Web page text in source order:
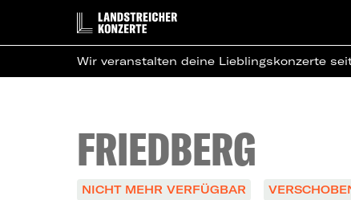
Wir veranstalten deine Lieblingskonzerte
FRIEDBERG
NICHT MEHR VERFÜGBAR